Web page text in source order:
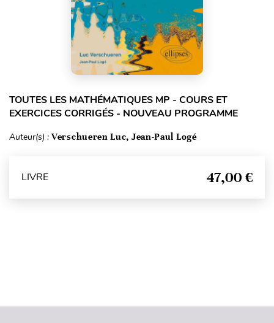
TOUTES LES MATHÉMATIQUES MP - COURS ET
EXERCICES CORRIGÉS - NOUVEAU PROGRAMME
Auteur(s) : Verschueren Luc, Jean-Paul Logé
LIVRE 47,00 €